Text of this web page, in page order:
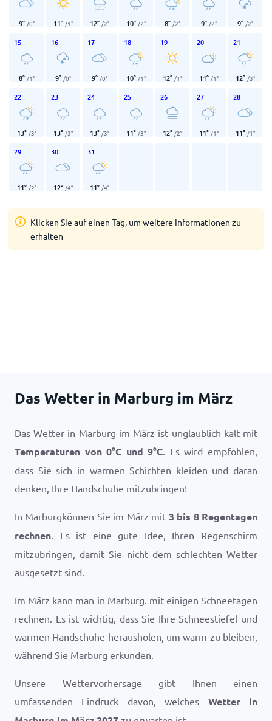
9° /0° 11° /1° 12° /2° 10° /2° 8° /2° 9° /2° 9° /2°
15
8° /1°
16
9° /0°
17
9° /0°
18
10° /1°
19
12° /1°
20
11° /1°
21
12° /3°
22
13° /3°
23
13° /3°
24
13° /3°
25
11° /3°
26
12° /2°
27
11° /1°
28
11° /1°
29
11° /2°
30
12° /4°
31
11° /4°
Klicken Sie auf einen Tag, um weitere Informationen zu
erhalten
Das Wetter in Marburg im März
Das Wetter in Marburg im März ist unglaublich kalt mit
Temperaturen von0°C und9°C. Es wird empfohlen,
dass Sie sich in warmen Schichten kleiden und daran
denken, Ihre Handschuhe mitzubringen!
In Marburgkönnen Sie im März mit 3 bis 8 Regentagen
rechnen. Es ist eine gute Idee, Ihren Regenschirm
mitzubringen, damit Sie nicht dem schlechten Wetter
ausgesetzt sind.
Im März kann man in Marburg. mit einigen Schneetagen
rechnen. Es ist wichtig, dass Sie Ihre Schneestiefel und
warmen Handschuhe herausholen, um warm zu bleiben,
während Sie Marburg erkunden.
Unsere Wettervorhersage gibt Ihnen einen
umfassenden Eindruck davon, welches Wetter in